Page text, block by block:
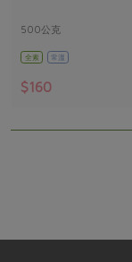
500公克
全素 常溫
$160